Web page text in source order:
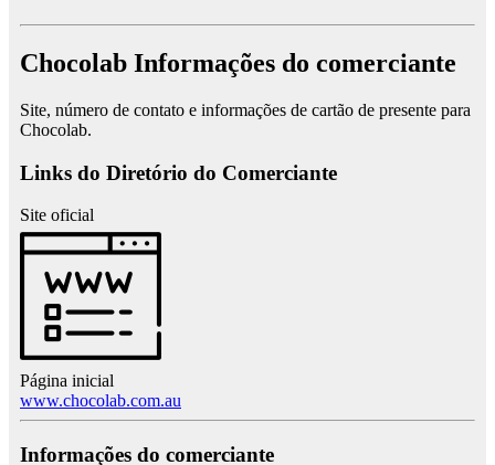
Chocolab Informações do comerciante
Site, número de contato e informações de cartão de presente para
Chocolab.
Links do Diretório do Comerciante
Site oficial
Página inicial
www.chocolab.com.au
Informações do comerciante